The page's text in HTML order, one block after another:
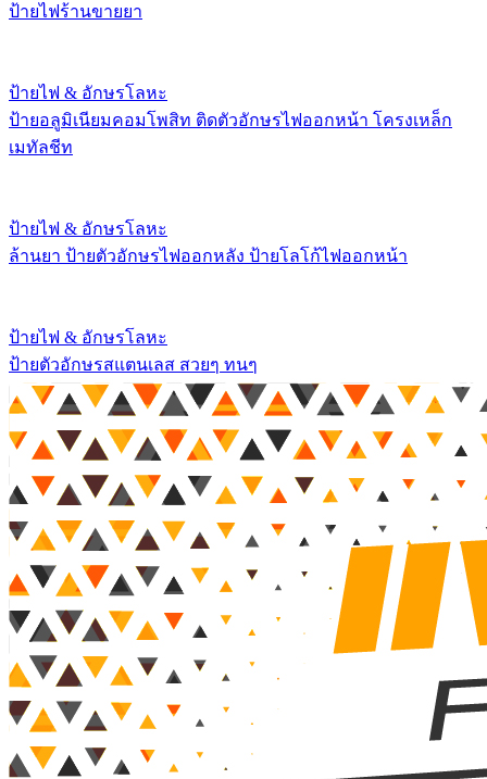
ป้ายไฟร้านขายยา
ป้ายไฟ & อักษรโลหะ
ป้ายอลูมิเนียมคอมโพสิท ติดตัวอักษรไฟออกหน้า โครงเหล็ก
เมทัลชีท
ป้ายไฟ & อักษรโลหะ
ล้านยา ป้ายตัวอักษรไฟออกหลัง ป้ายโลโก้ไฟออกหน้า
ป้ายไฟ & อักษรโลหะ
ป้ายตัวอักษรสแตนเลส สวยๆ ทนๆ